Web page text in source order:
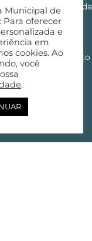
e Modernização da
e Saneamento
Municipal de
Para oferecer
e
em
cookies. Ao
você
.